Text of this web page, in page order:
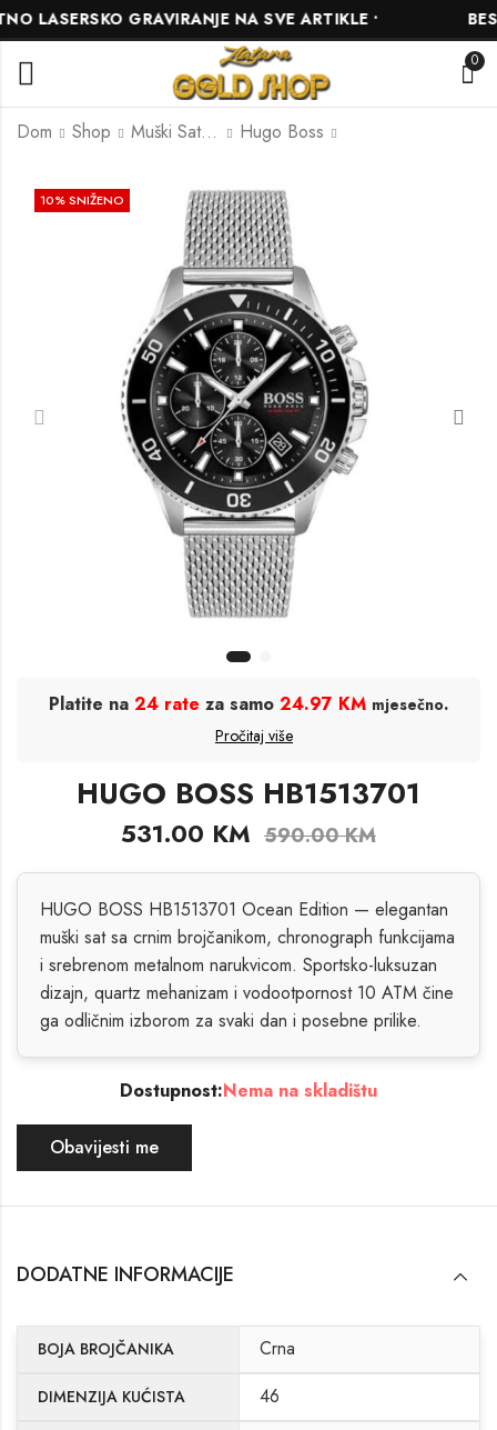
GRAVIRANJE NA SVE ARTIKLE •
0
Dom Shop Muški Satovi Hugo Boss
10% SNIŽENO
Platite na 24 rate za samo 24.97 KM mjesečno.
Pročitaj više
HUGO BOSS HB1513701
531.00 KM 590.00KM
HUGO BOSS HB1513701 Ocean Edition — elegantan
muški sat sa crnim brojčanikom, chronograph funkcijama
i srebrenom metalnom narukvicom. Sportsko-luksuzan
dizajn, quartz mehanizam i vodootpornost 10 ATM čine
ga odličnim izborom za svaki dan i posebne prilike.
Dostupnost:Nema na skladištu
Obavijesti me
DODATNE INFORMACIJE
BOJA BROJČANIKA Crna
DIMENZIJA KUĆISTA 46